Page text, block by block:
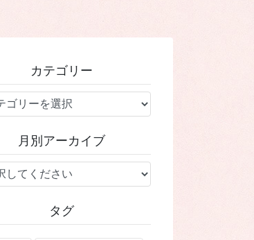
カテゴリー
月別アーカイブ
タグ